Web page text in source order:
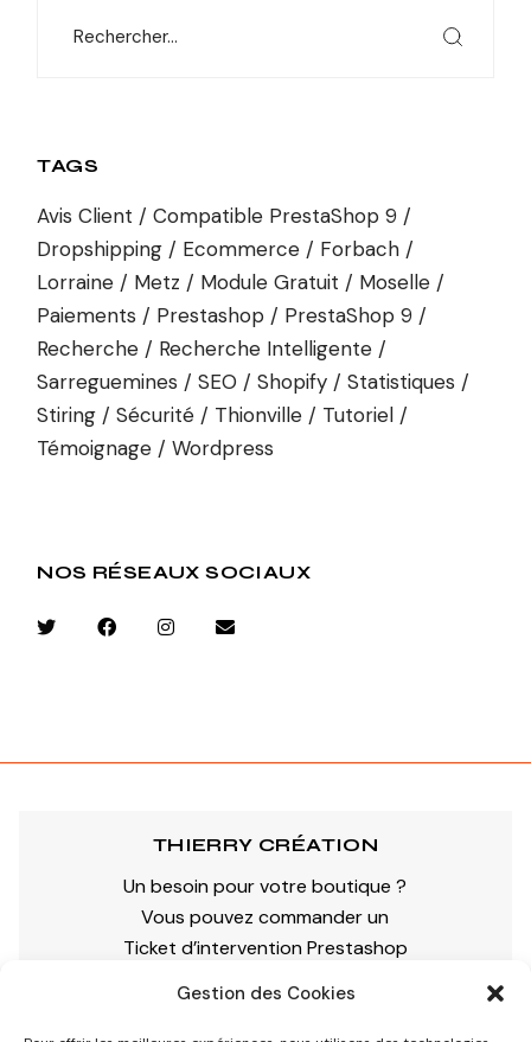
Gestion des Cookies
TAGS
Avis Client
Compatible PrestaShop 9
Dropshipping
Ecommerce
Forbach
Lorraine
Metz Module Gratuit
Moselle
Paiements
Prestashop
PrestaShop 9
Recherche
Recherche Intelligente
Sarreguemines
SEO Shopify
Statistiques
Stiring
Sécurité Thionville
Tutoriel
Témoignage
Wordpress
NOS RÉSEAUX SOCIAUX
THIERRY CRÉATION
Un besoin pour votre boutique ?
Vous pouvez commander un
Ticket d’intervention Prestashop